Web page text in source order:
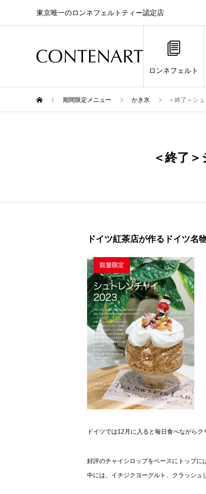
東京唯一のロンネフェルトティー認定店
ロンネフェルト
期間限定メニュー かき氷 ＜終了＞シ
＜終了
ドイツ紅茶店が作るドイツ名
ドイツでは12月に入ると毎日食べながら
好評のチャイシロップをベースにトップに
中には、イチジクヨーグルト、クラッシュ